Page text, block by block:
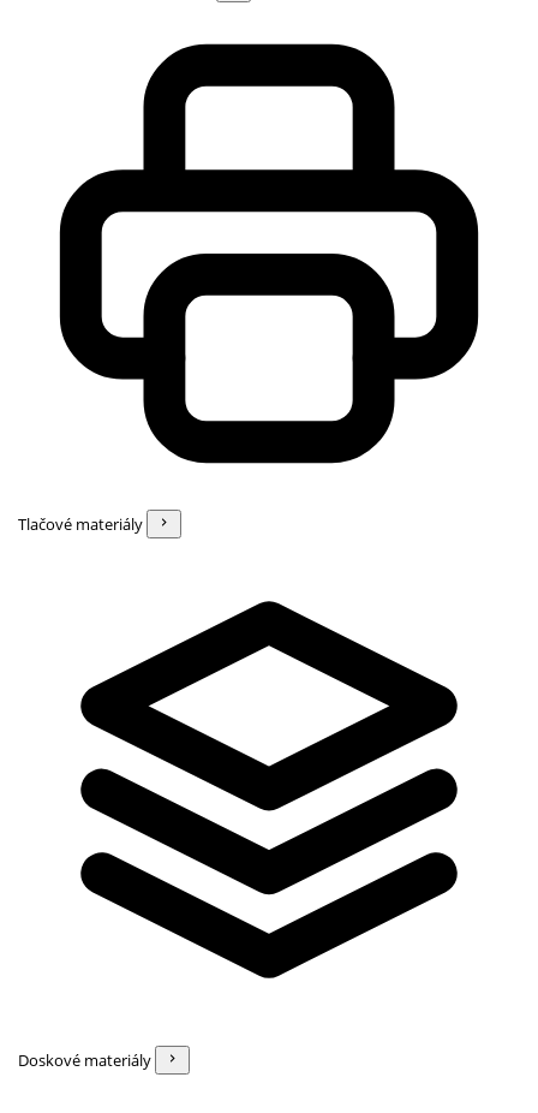
Tlačové materiály
Doskové materiály